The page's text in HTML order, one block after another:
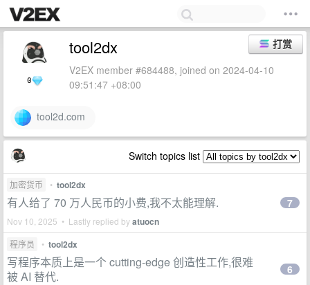
0
打赏
tool2dx
V2EX member #684488, joined on 2024-04-10
09:51:47 +08:00
tool2d.com
Switch topics list
加密货币 • tool2dx
有人给了 70 万人民币的小费,我不太能理解.
Nov 10, 2025 • Lastly replied byatuocn
7
程序员 • tool2dx
写程序本质上是一个 cutting-edge 创造性工作,很难
被 AI 替代.
6